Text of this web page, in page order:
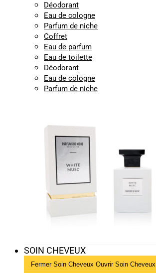
Déodorant
Eau de cologne
Parfum de niche
Coffret
Eau de parfum
Eau de toilette
Déodorant
Eau de cologne
Parfum de niche
SOIN CHEVEUX
Fermer Soin Cheveux Ouvrir Soin Cheveux